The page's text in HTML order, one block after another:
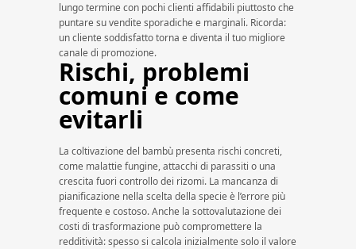
lungo termine con pochi clienti affidabili piuttosto che
puntare su vendite sporadiche e marginali. Ricorda:
un cliente soddisfatto torna e diventa il tuo migliore
canale di promozione.
Rischi, problemi
comuni e come
evitarli
La coltivazione del bambù presenta rischi concreti,
come malattie fungine, attacchi di parassiti o una
crescita fuori controllo dei rizomi. La mancanza di
pianificazione nella scelta della specie è l’errore più
frequente e costoso. Anche la sottovalutazione dei
costi di trasformazione può compromettere la
redditività: spesso si calcola inizialmente solo il valore